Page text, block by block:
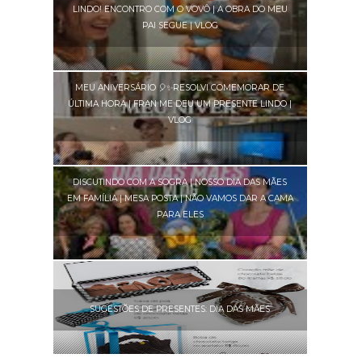
LINDO! ENCONTRO COM O VOVÔ | A OBRA DO MEU
PAI SEGUE | VLOG
MEU ANIVERSÁRIO 🎈✨RESOLVI COMEMORAR DE
ÚLTIMA HORA | FRAN ME DEU UM PRESENTE LINDO |
VLOG
DISCUTINDO COM A SOGRA | NOSSO DIA DAS MÃES
EM FAMÍLIA | MESA POSTA | NÃO VAMOS DAR A CAMA
PARA ELES
SUGESTÕES DE PRESENTES: DIA DAS MÃES